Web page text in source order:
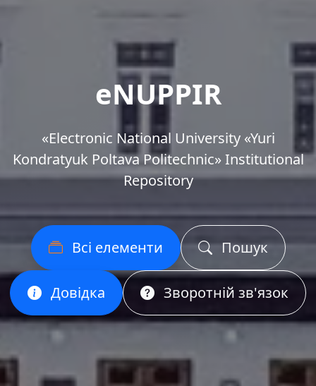
eNUPPIR
«Еlectronic National University «Yuri
Kondratyuk Poltava Politechnic» Institutional
Repository
Всі елементи Пошук
Довідка Зворотній зв'язок